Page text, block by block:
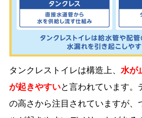
タンクレストイレは構造上、 水が
が起きやすいと言われています。
の高さから注目されていますが、